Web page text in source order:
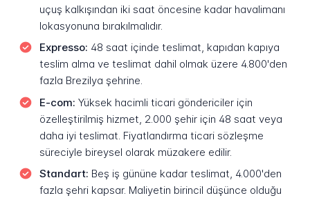
uçuş kalkışından iki saat öncesine kadar havalimanı
lokasyonuna bırakılmalıdır.
Expresso: 48 saat içinde teslimat, kapıdan kapıya
teslim alma ve teslimat dahil olmak üzere 4.800'den
fazla Brezilya şehrine.
E-com: Yüksek hacimli ticari göndericiler için
özelleştirilmiş hizmet, 2.000 şehir için 48 saat veya
daha iyi teslimat. Fiyatlandırma ticari sözleşme
süreciyle bireysel olarak müzakere edilir.
Standart: Beş iş gününe kadar teslimat, 4.000'den
fazla şehri kapsar. Maliyetin birincil düşünce olduğu